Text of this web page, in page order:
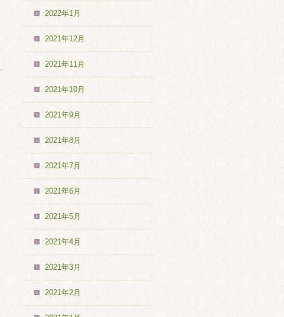
2022年1月
2021年12月
2021年11月
2021年10月
2021年9月
2021年8月
2021年7月
2021年6月
2021年5月
2021年4月
2021年3月
2021年2月